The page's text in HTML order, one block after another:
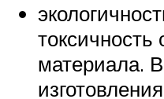
токсичность
материала.